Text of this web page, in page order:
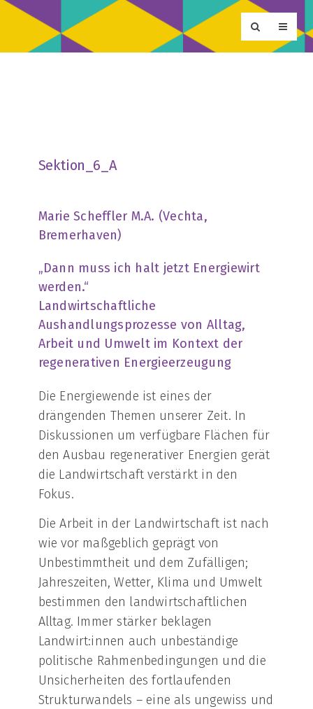
Sektion_6_A
Marie Scheffler M.A. (Vechta,
Bremerhaven)
„Dann muss ich halt jetzt Energiewirt
werden.“
Landwirtschaftliche
Aushandlungsprozesse von Alltag,
Arbeit und Umwelt im Kontext der
regenerativen Energieerzeugung
Die Energiewende ist eines der
drängenden Themen unserer Zeit. In
Diskussionen um verfügbare Flächen für
den Ausbau regenerativer Energien gerät
die Landwirtschaft verstärkt in den
Fokus.
Die Arbeit in der Landwirtschaft ist nach
wie vor maßgeblich geprägt von
Unbestimmtheit und dem Zufälligen;
Jahreszeiten, Wetter, Klima und Umwelt
bestimmen den landwirtschaftlichen
Alltag. Immer stärker beklagen
Landwirt:innen auch unbeständige
politische Rahmenbedingungen und die
Unsicherheiten des fortlaufenden
Strukturwandels – eine als ungewiss und